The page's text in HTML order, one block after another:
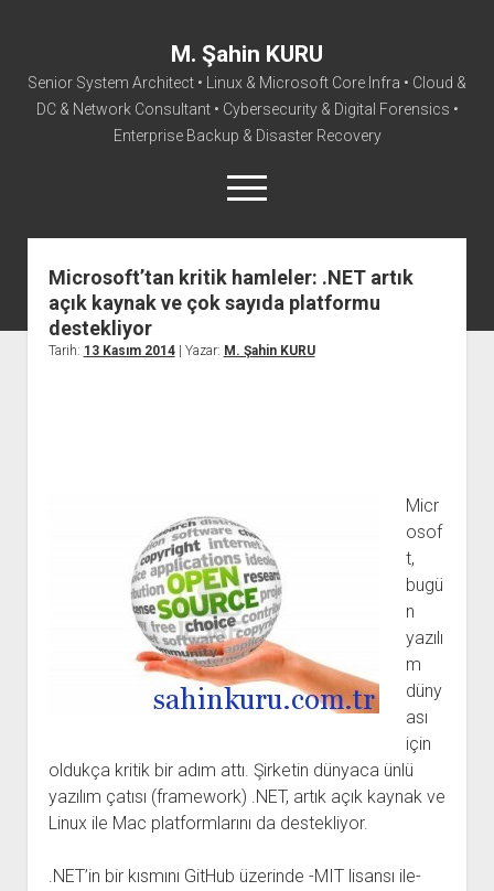
M. Şahin KURU
Senior System Architect • Linux & Microsoft Core Infra • Cloud &
DC & Network Consultant • Cybersecurity & Digital Forensics •
Enterprise Backup & Disaster Recovery
menüyü
aç
facebookinstagram
linkedinyoutube
rss mail@sahinkuru.com.tr
email-form soundcloud
tumblr
Ana Sayfa
Microsoft’tan kritik hamleler: .NET artık
açık kaynak ve çok sayıda platformu
destekliyor
Tarih: 13 Kasım 2014| Yazar: M. Şahin KURU
Micr
osof
t,
bugü
n
yazılı
m
düny
ası
için
oldukça kritik bir adım attı. Şirketin dünyaca ünlü
yazılım çatısı (framework) .NET, artık açık kaynak ve
Linux ile Mac platformlarını da destekliyor.
.NET’in bir kısmını GitHub üzerinde -MIT lisansı ile-